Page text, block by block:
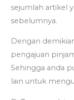
sejumlah artikel
sebelumnya.
Dengan
pengajuan
Sehingga anda
lain untuk